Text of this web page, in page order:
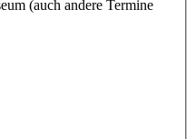
(auch andere Termine